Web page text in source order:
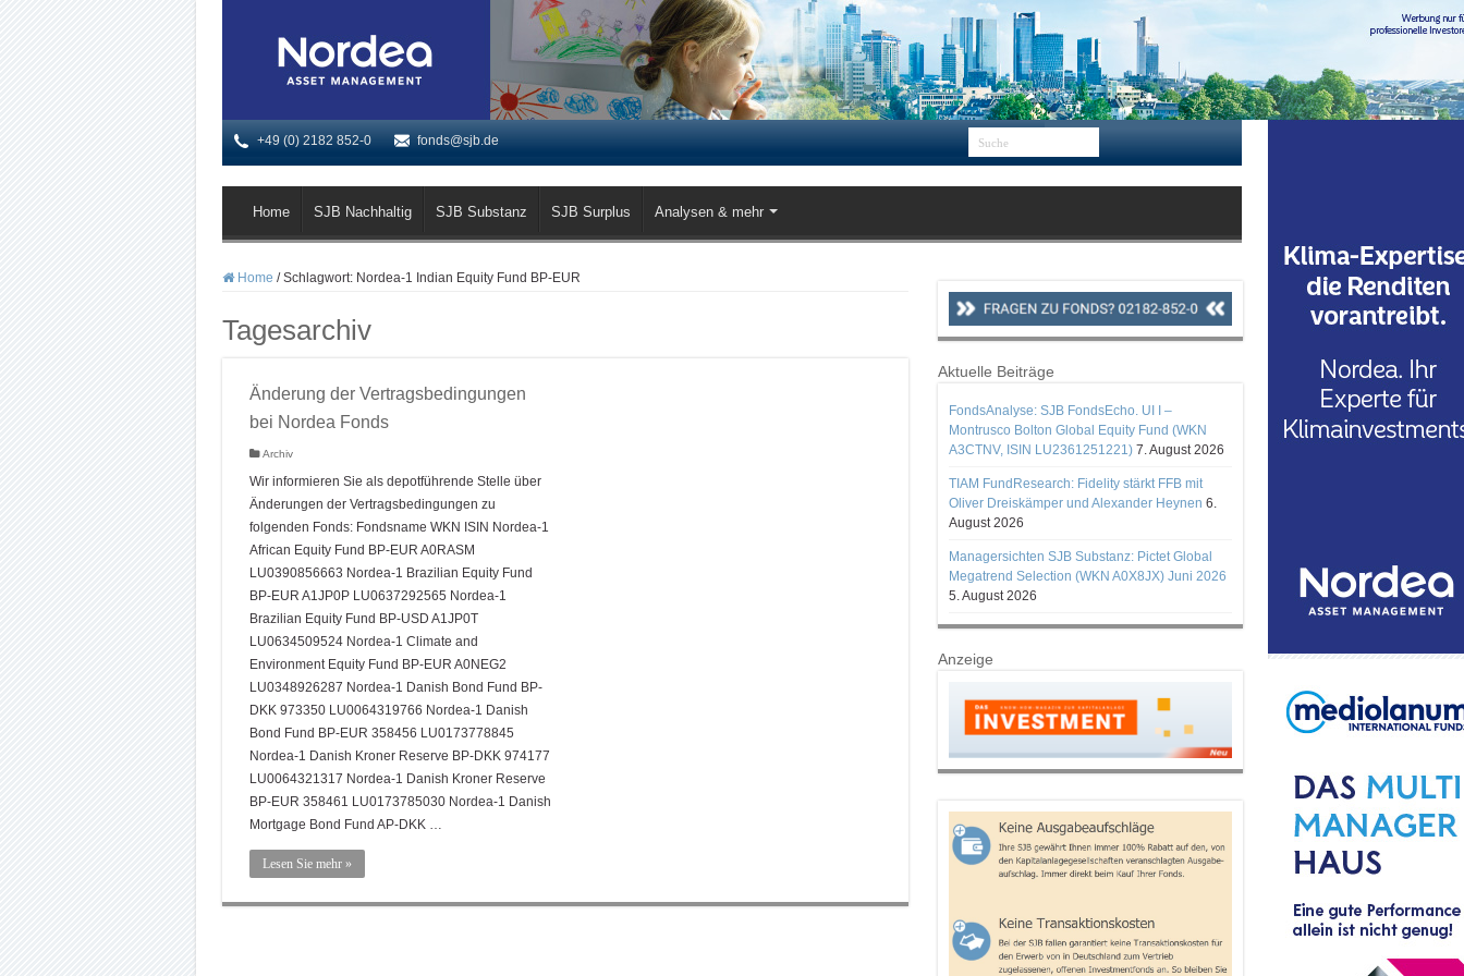
+49 (0) 2182 852-0 fonds@sjb.de
Home SJB Nachhaltig SJB Substanz SJB Surplus Analysen & mehr
Home / Schlagwort: Nordea-1 Indian Equity Fund BP-EUR
Tagesarchiv
Änderung der Vertragsbedingungen
bei Nordea Fonds
Archiv
Wir informieren Sie als depotführende Stelle über
Änderungen der Vertragsbedingungen zu
folgenden Fonds: Fondsname WKN ISIN Nordea-1
African Equity Fund BP-EUR A0RASM
LU0390856663 Nordea-1 Brazilian Equity Fund
BP-EUR A1JP0P LU0637292565 Nordea-1
Brazilian Equity Fund BP-USD A1JP0T
LU0634509524 Nordea-1 Climate and
Environment Equity Fund BP-EUR A0NEG2
LU0348926287 Nordea-1 Danish Bond Fund BP-
DKK 973350 LU0064319766 Nordea-1 Danish
Bond Fund BP-EUR 358456 LU0173778845
Nordea-1 Danish Kroner Reserve BP-DKK 974177
LU0064321317 Nordea-1 Danish Kroner Reserve
BP-EUR 358461 LU0173785030 Nordea-1 Danish
Mortgage Bond Fund AP-DKK …
Lesen Sie mehr »
Aktuelle Beiträge
FondsAnalyse: SJB FondsEcho. UI I –
Montrusco Bolton Global Equity Fund (WKN
A3CTNV, ISIN LU2361251221) 7. August 2026
TIAM FundResearch: Fidelity stärkt FFB mit
Oliver Dreiskämper und Alexander Heynen 6.
August 2026
Managersichten SJB Substanz: Pictet Global
Megatrend Selection (WKN A0X8JX) Juni 2026
5. August 2026
Anzeige